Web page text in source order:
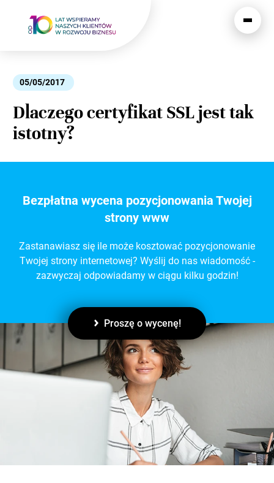
05/05/2017
Dlaczego certyfikat SSL jest tak
istotny?
Bezpłatna wycena pozycjonowania Twojej
strony www
Zastanawiasz się ile może kosztować pozycjonowanie
Twojej strony internetowej? Wyślij do nas wiadomość -
zazwyczaj odpowiadamy w ciągu kilku godzin!
Proszę o wycenę!